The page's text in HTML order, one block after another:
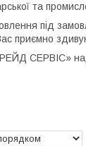
та
під
приємно
СЕРВІС»